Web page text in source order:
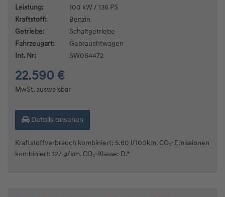
Leistung:
100 kW / 136 PS
Kraftstoff:
Benzin
Getriebe:
Schaltgetriebe
Fahrzeugart:
Gebrauchtwagen
Int. Nr:
SW064472
22.590 €
MwSt. ausweisbar
Details ansehen
Kraftstoffverbrauch kombiniert: 5.60 l/100km. CO₂-Emissionen
kombiniert: 127 g/km. CO₂-Klasse: D.*